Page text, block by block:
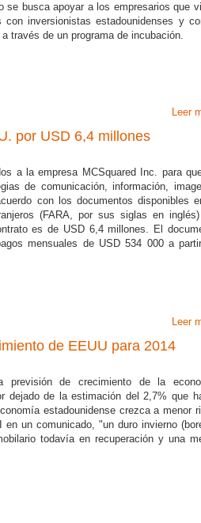
se busca apoyar a los empresarios que
inversionistas estadounidenses y
través de un programa de incubación.
Leer
por USD 6,4 millones
a la empresa MCSquared Inc. para
de comunicación, información,
con los documentos disponibles
(FARA, por sus siglas en inglés)
es de USD 6,4 millones. El
mensuales de USD 534 000 a
Leer
de EEUU para 2014
previsión de crecimiento de la
dejado de la estimación del 2,7% que
estadounidense crezca a menor
un comunicado, "un duro invierno
todavía en recuperación y una